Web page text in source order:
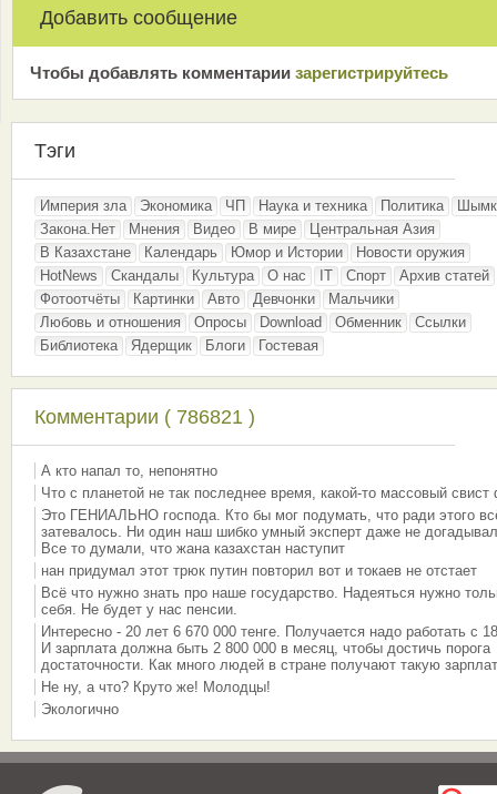
Добавить сообщение
Чтобы добавлять комментарии зарeгиcтрирyйтeсь
Тэги
Империя зла Экономика ЧП Наука и техника Политика
Закона.Нет
Мнения Видео В мире
Центральная Азия
В Казахстане
Календарь Юмор и Истории
Новости оружия
HotNews
Скандалы Культура О нас IT Спорт
Архив статей
Фотоотчёты
Картинки Авто Девчонки
Мальчики
Любовь и отношения
Опросы Download Обменник
Ссылки
Библиотека
Ядерщик Блоги Гостевая
Комментарии ( 786821 )
А кто напал то, непонятно
Что с планетой не так последнее время, какой-то массовый свист
Это ГЕНИАЛЬНО господа. Кто бы мог подумать, что ради этого
затевалось. Ни один наш шибко умный эксперт даже не
Все то думали, что жана казахстан наступит
нан придумал этот трюк путин повторил вот и токаев не отстает
Всё что нужно знать про наше государство. Надеяться нужно
себя. Не будет у нас пенсии.
Интересно - 20 лет 6 670 000 тенге. Получается надо работать с
И зарплата должна быть 2 800 000 в месяц, чтобы достичь порога
достаточности. Как много людей в стране получают такую
Не ну, а что? Круто же! Молодцы!
Экологично